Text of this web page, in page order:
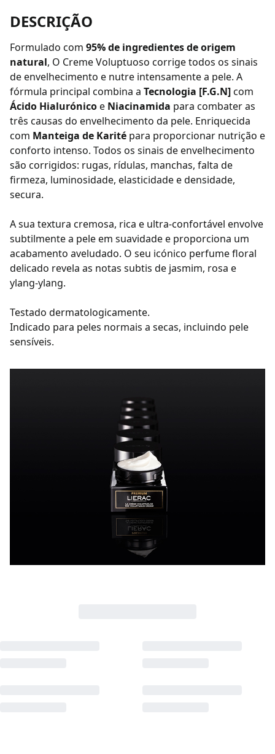
DESCRIÇÃO
Formulado com 95% de ingredientes de origem
natural, O Creme Voluptuoso corrige todos os sinais
de envelhecimento e nutre intensamente a pele. A
fórmula principal combina a Tecnologia [F.G.N]com
Ácido Hialurónicoe Niacinamida para combater as
três causas do envelhecimento da pele. Enriquecida
com Manteiga de Karité para proporcionar nutrição e
conforto intenso. Todos os sinais de envelhecimento
são corrigidos: rugas, rídulas, manchas, falta de
firmeza, luminosidade, elasticidade e densidade,
secura.
A sua textura cremosa, rica e ultra-confortável envolve
subtilmente a pele em suavidade e proporciona um
acabamento aveludado. O seu icónico perfume floral
delicado revela as notas subtis de jasmim, rosa e
ylang-ylang.
Testado dermatologicamente.
Indicado para peles normais a secas, incluindo pele
sensíveis.